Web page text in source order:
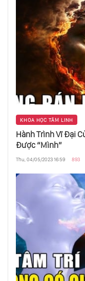
KHOA HỌC TÂM LINH
Hành Trình Vĩ Đại
Được “Mình”
Thu, 04/05/2023 16:59 893